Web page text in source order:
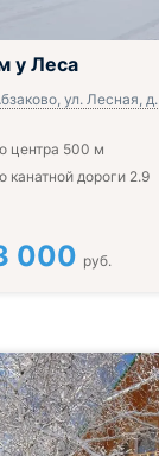
у Леса
ул. Лесная, д.
центра 500 м
канатной дороги 2.9
000 руб.